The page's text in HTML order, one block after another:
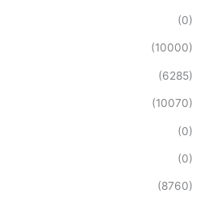
(0)
(10000)
(6285)
(10070)
(0)
(0)
(8760)